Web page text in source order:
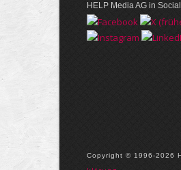
HELP Media AG in
Copyright © 1996-2026